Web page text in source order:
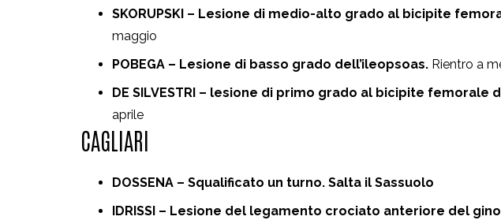
SKORUPSKI – Lesione di medio-alto grado al bicipite
maggio
POBEGA – Lesione di basso grado dell’ileopsoas. Rientro a
DE SILVESTRI – lesione di primo grado al bicipite femorale
aprile
CAGLIARI
DOSSENA – Squalificato un turno. Salta il Sassuolo
IDRISSI – Lesione del legamento crociato anteriore del